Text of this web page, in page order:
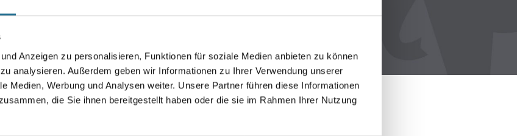
Anzeigen zu personalisieren, Funktionen für soziale Medien anbieten zu können
analysieren. Außerdem geben wir Informationen zu Ihrer Verwendung unserer
Medien, Werbung und Analysen weiter. Unsere Partner führen diese Informationen
die Sie ihnen bereitgestellt haben oder die sie im Rahmen Ihrer Nutzung